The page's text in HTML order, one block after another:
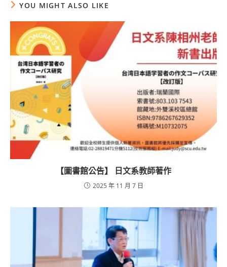
YOU MIGHT ALSO LIKE
【圖書館公告】 日文系教師著作
2025 年 11 月 7 日